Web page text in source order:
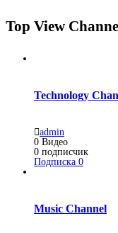
Top View
Technology
admin
0 Видео
0 подписчик
Подписка 0
Music Channel